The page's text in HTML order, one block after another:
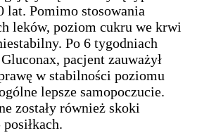
lat. Pomimo stosowania
leków, poziom cukru we krwi
Po 6 tygodniach
pacjent zauważył
w stabilności poziomu
lepsze samopoczucie.
zostały również skoki